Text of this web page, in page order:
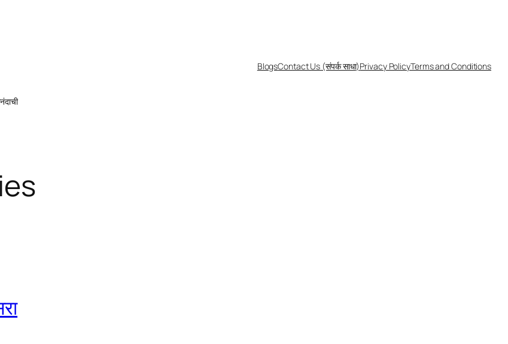
BlogsContact Us (संपर्क साधा)Privacy PolicyTerms and Conditions